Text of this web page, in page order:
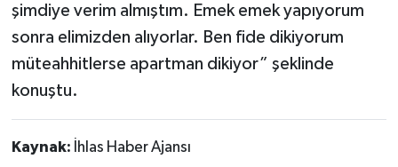
şimdiye verim almıştım. Emek emek yapıyorum
sonra elimizden alıyorlar. Ben fide dikiyorum
müteahhitlerse apartman dikiyor” şeklinde
konuştu.
Kaynak: İhlas Haber Ajansı